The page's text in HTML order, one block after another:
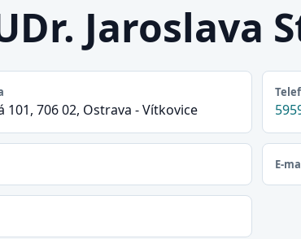
Jaroslava
101, 706 02, Ostrava - Vítkovice
E-